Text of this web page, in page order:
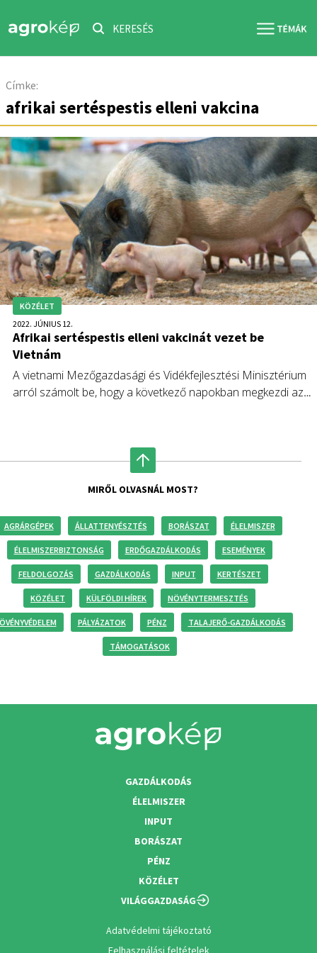
KERESÉS
Címke:
afrikai sertéspestis elleni vakcina
KÖZÉLET
2022. JÚNIUS 12.
Afrikai sertéspestis elleni vakcinát vezet be
Vietnám
A vietnami Mezőgazdasági és Vidékfejlesztési Minisztérium
arról számolt be, hogy a következő napokban megkezdi az
MIRŐL OLVASNÁL MOST?
AGRÁRGÉPEK ÁLLATTENYÉSZTÉS BORÁSZAT ÉLELMISZER
ÉLELMISZERBIZTONSÁG ERDŐGAZDÁLKODÁS ESEMÉNYEK
FELDOLGOZÁS GAZDÁLKODÁS INPUT KERTÉSZET
KÖZÉLET KÜLFÖLDI HÍREK NÖVÉNYTERMESZTÉS
PÁLYÁZATOK PÉNZ TALAJERŐ-GAZDÁLKODÁS
TÁMOGATÁSOK
GAZDÁLKODÁS
ÉLELMISZER
INPUT
BORÁSZAT
PÉNZ
KÖZÉLET
VILÁGGAZDASÁG
Adatvédelmi tájékoztató
Felhasználási feltételek